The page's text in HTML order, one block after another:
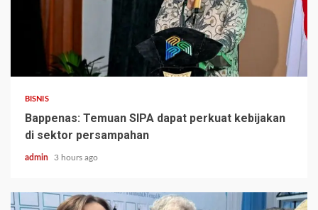
BISNIS
Bappenas: Temuan SIPA dapat perkuat kebijakan
di sektor persampahan
admin 3 hours ago